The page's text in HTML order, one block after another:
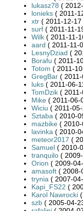
lukasz78 (
lonieks ( 2011-
xtr ( 2011-12-17
surf ( 2011-11-
Wilk ( 2011-11-
aard ( 2011-11-
LesnyDziad (
Borafu ( 2011-
Totom ( 2011-
GregBar (
luks ( 2011-06-
TomDzik (
Mike ( 2011-06-
Wiciu ( 2011-
Sztaba ( 2010-
mazbike (
lavinka ( 2010-
meteor2017 (
Samuel ( 2010-
tranquilo (
Orion ( 2009-
amasoft ( 2008-
trynia ( 2007-
Kapi_FS22 (
Karol Nawrocki
szb ( 2005-04-